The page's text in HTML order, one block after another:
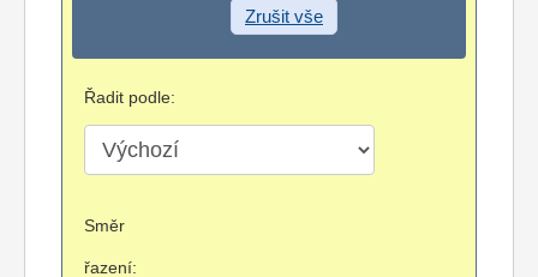
Zrušit vše
Řadit podle:
Směr
řazení: